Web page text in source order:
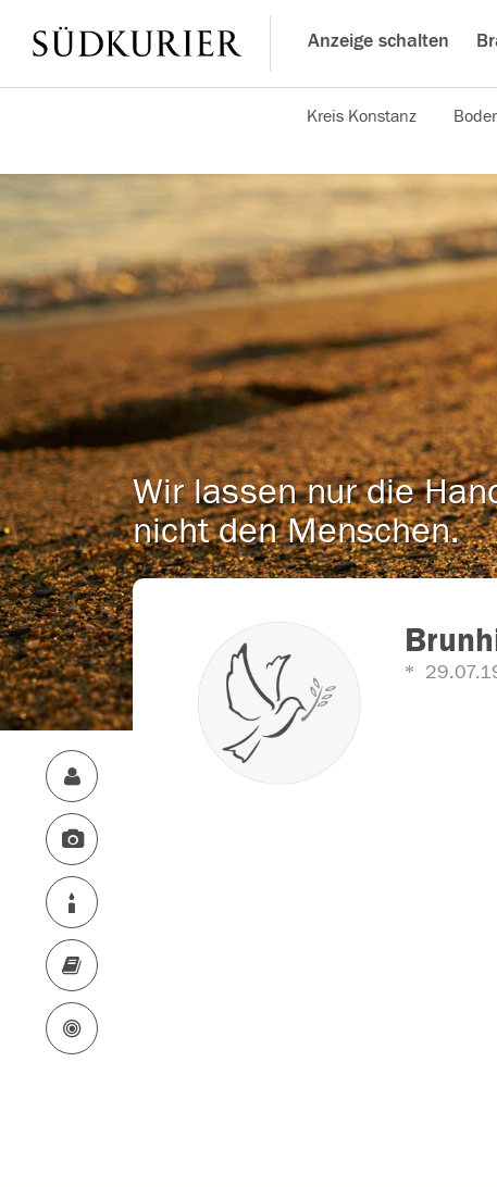
Anzeige schalten
Kreis Konstanz
Wir lassen nur die
nicht den Menschen.